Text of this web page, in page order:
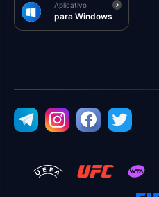
Aplicativo
para Windows